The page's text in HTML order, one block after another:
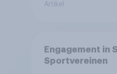
Artikel
Engagement in
Sportvereinen